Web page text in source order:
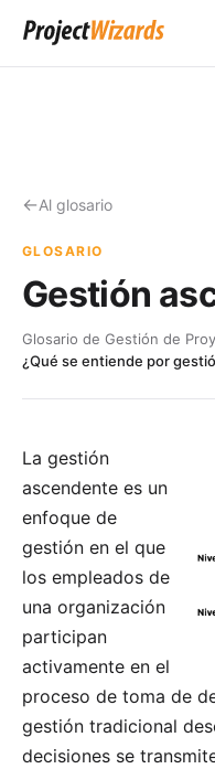
Al glosario
GLOSARIO
Gestión
Glosario de Gestión de
¿Qué se entiende por
La gestión
ascendente es un
enfoque de
gestión en el que
los empleados de
una organización
participan
activamente en el
proceso de toma de
gestión tradicional
decisiones se